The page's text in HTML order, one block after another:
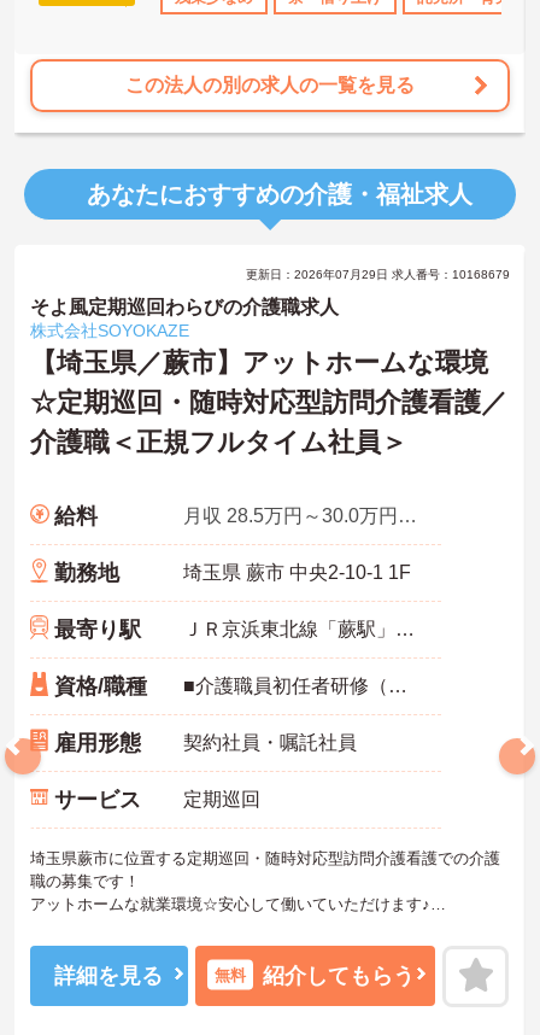
この法人の別の求人の一覧を見る
あなたにおすすめの介護・福祉求人
更新日：2026年07月29日 求人番号：10168679
そよ風定期巡回わらびの介護職求人
株式会社SOYOKAZE
【埼玉県／蕨市】アットホームな環境
☆定期巡回・随時対応型訪問介護看護／
介護職＜正規フルタイム社員＞
給料 月収 28.5万円～30.0万円程度※夜勤5～6回／月を想定
勤務地 埼玉県 蕨市 中央2-10-1 1F
最寄り駅 ＪＲ京浜東北線「蕨駅」徒歩9分
資格/職種 ■介護職員初任者研修（ヘルパー2級）以上、介護福祉士 いずれか必須■経験不問■自転車に乗れる方
雇用形態 契約社員・嘱託社員
サービス 定期巡回
埼玉県蕨市に位置する定期巡回・随時対応型訪問介護看護での介護
職の募集です！
アットホームな就業環境☆安心して働いていただけます♪
たしますのでお気軽にご相談ください。
詳細を見る 無料 紹介してもらう